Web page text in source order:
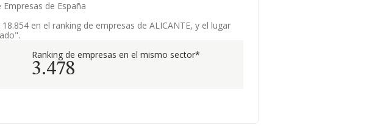
de España
18.854 en el ranking de empresas de ALICANTE, y el lugar
Ranking de empresas en el mismo sector*
3.478